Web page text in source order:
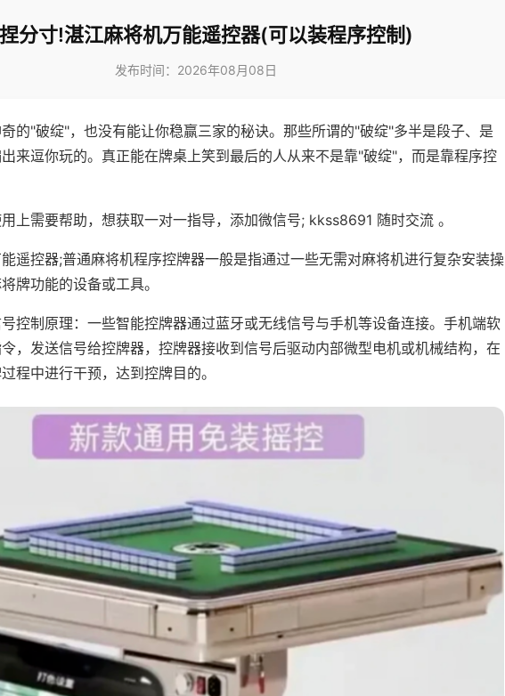
分寸!湛江麻将机万能遥控器(可以装程序控制)
发布时间：2026年08月08日
的"破绽"，也没有能让你稳赢三家的秘诀。那些所谓的"破绽"多半是段子、是
来逗你玩的。真正能在牌桌上笑到最后的人从来不是靠"破绽"，而是靠程序控
上需要帮助，想获取一对一指导，添加微信号; kkss8691 随时交流 。
遥控器;普通麻将机程序控牌器一般是指通过一些无需对麻将机进行复杂安装操
牌功能的设备或工具。
控制原理：一些智能控牌器通过蓝牙或无线信号与手机等设备连接。手机端软
，发送信号给控牌器，控牌器接收到信号后驱动内部微型电机或机械结构，在
程中进行干预，达到控牌目的。